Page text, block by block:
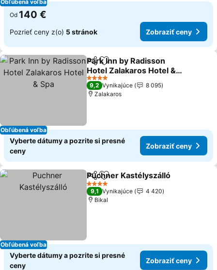
Obľúbená voľba
Od 140 €
Pozrieť ceny z(o) 5 stránok Zobraziť ceny
Obľúbená voľba
ZdieľaťPridať do obľúbených
Park Inn by Radisson
Hotel Zalakaros Hotel &
Spa
4 Počet hviezdičiek
9,2 Vynikajúce
8 095
Zalakaros
Vyberte dátumy a pozrite si presné
ceny
Zobraziť ceny
Obľúbená voľba
ZdieľaťPridať do obľúbených
Puchner Kastélyszálló
4 Počet hviezdičiek
9,1 Vynikajúce
4 420
Bikal
Vyberte dátumy a pozrite si presné
ceny
Zobraziť ceny